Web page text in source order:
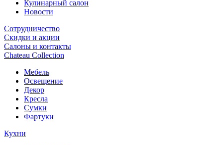
Кулинарный салон
Новости
Сотрудничество
Скидки и акции
Салоны и контакты
Chateau Collection
Мебель
Освещение
Декор
Кресла
Сумки
Фартуки
Кухни